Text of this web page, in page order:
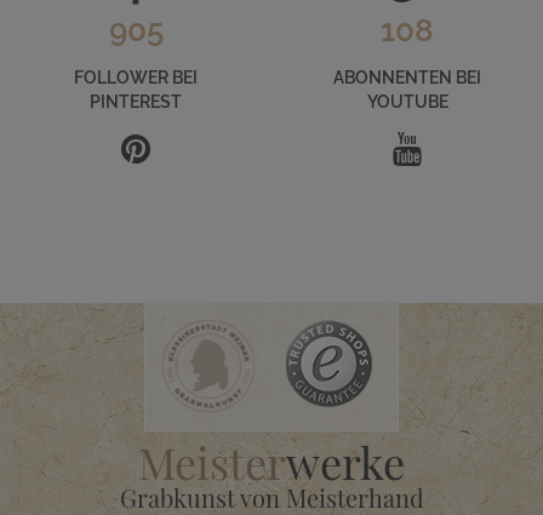
905
FOLLOWER BEI
PINTEREST
108
ABONNENTEN BEI
YOUTUBE
Meisterwerke
Grabkunst von Meisterhand